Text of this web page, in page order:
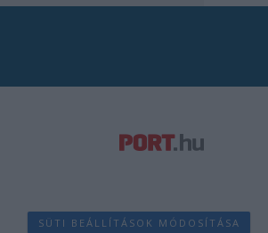
SÜTI BEÁLLÍTÁSOK MÓDOSÍTÁSA